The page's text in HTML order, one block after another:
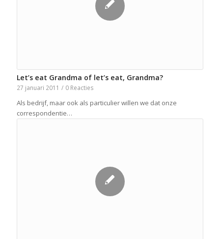
Let’s eat Grandma of let’s eat, Grandma?
27 januari 2011 / 0 Reacties
Als bedrijf, maar ook als particulier willen we dat onze
correspondentie…